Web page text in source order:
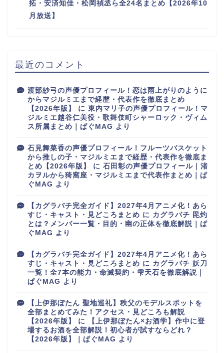
拓・安済知佳・松岡禎丞ら全24名まとめ【2026年10
月放送】
最近のコメント
渡部紗弓の声優プロフィール！恋は雨上がりのように
からマジルミエまで経歴・代表作を徹底まとめ
【2026年版】
に 東内マリ子の声優プロフィール！マ
ジルミエ越谷仁美役・歌舞伎町シャーロック・ヴィム
ス所属まとめ｜ぱぐMAG より
石見舞菜香の声優プロフィール！フルーツバスケット
から推しの子・マジルミエまで経歴・代表作を徹底ま
とめ【2026年版】
に 石田彰の声優プロフィール｜渚
カヲルから猗窩座・マジルミエまで代表作まとめ｜ぱ
ぐMAG より
【カグラバチ完全ガイド】2027年4月アニメ化！あら
すじ・キャスト・見どころまとめ に カグラバチ 毘灼
とは？メンバー一覧・目的・幽の正体を徹底解説｜ぱ
ぐMAG より
【カグラバチ完全ガイド】2027年4月アニメ化！あら
すじ・キャスト・見どころまとめ に カグラバチ 妖刀
一覧！全7本の能力・命滅契約・雫天石を徹底解説｜
ぱぐMAG より
【上伊那ぼたん 聖地巡礼】秩父のモデルスポットを
全部まとめてみた！アクセス・見どころも解説
【2026年版】
に
【上伊那ぼたん×お酒学】作中に登
場するお酒を全部解説！初心者が試すならどれ？
【2026年版】｜ぱぐMAG より